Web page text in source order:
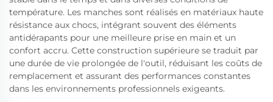
température. Les manches sont réalisés en matériaux haute
résistance aux chocs, intégrant souvent des éléments
antidérapants pour une meilleure prise en main et un
confort accru. Cette construction supérieure se traduit par
une durée de vie prolongée de l'outil, réduisant les coûts de
remplacement et assurant des performances constantes
dans les environnements professionnels exigeants.